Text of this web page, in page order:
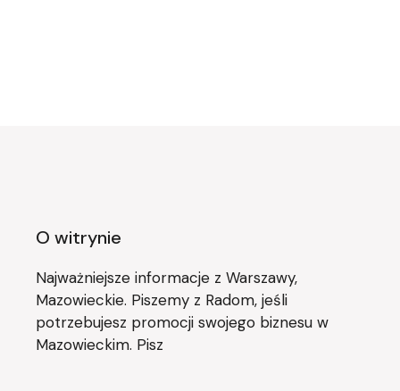
O witrynie
Najważniejsze informacje z Warszawy,
Mazowieckie. Piszemy z Radom, jeśli
potrzebujesz promocji swojego biznesu w
Mazowieckim. Pisz